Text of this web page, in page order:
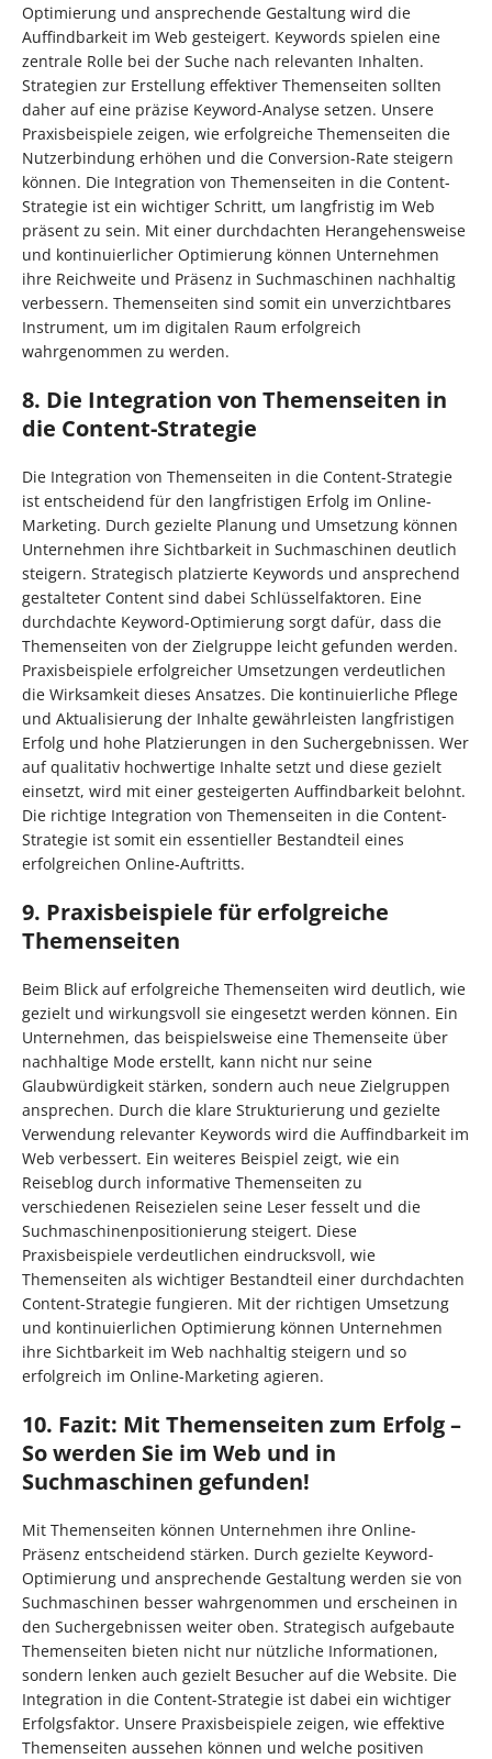
Optimierung und ansprechende Gestaltung wird die
Auffindbarkeit im Web gesteigert. Keywords spielen eine
zentrale Rolle bei der Suche nach relevanten Inhalten.
Strategien zur Erstellung effektiver Themenseiten sollten
daher auf eine präzise Keyword-Analyse setzen. Unsere
Praxisbeispiele zeigen, wie erfolgreiche Themenseiten die
Nutzerbindung erhöhen und die Conversion-Rate steigern
können. Die Integration von Themenseiten in die Content-
Strategie ist ein wichtiger Schritt, um langfristig im Web
präsent zu sein. Mit einer durchdachten Herangehensweise
und kontinuierlicher Optimierung können Unternehmen
ihre Reichweite und Präsenz in Suchmaschinen nachhaltig
verbessern. Themenseiten sind somit ein unverzichtbares
Instrument, um im digitalen Raum erfolgreich
wahrgenommen zu werden.
8. Die Integration von Themenseiten in
die Content-Strategie
Die Integration von Themenseiten in die Content-Strategie
ist entscheidend für den langfristigen Erfolg im Online-
Marketing. Durch gezielte Planung und Umsetzung können
Unternehmen ihre Sichtbarkeit in Suchmaschinen deutlich
steigern. Strategisch platzierte Keywords und ansprechend
gestalteter Content sind dabei Schlüsselfaktoren. Eine
durchdachte Keyword-Optimierung sorgt dafür, dass die
Themenseiten von der Zielgruppe leicht gefunden werden.
Praxisbeispiele erfolgreicher Umsetzungen verdeutlichen
die Wirksamkeit dieses Ansatzes. Die kontinuierliche Pflege
und Aktualisierung der Inhalte gewährleisten langfristigen
Erfolg und hohe Platzierungen in den Suchergebnissen. Wer
auf qualitativ hochwertige Inhalte setzt und diese gezielt
einsetzt, wird mit einer gesteigerten Auffindbarkeit belohnt.
Die richtige Integration von Themenseiten in die Content-
Strategie ist somit ein essentieller Bestandteil eines
erfolgreichen Online-Auftritts.
9. Praxisbeispiele für erfolgreiche
Themenseiten
Beim Blick auf erfolgreiche Themenseiten wird deutlich, wie
gezielt und wirkungsvoll sie eingesetzt werden können. Ein
Unternehmen, das beispielsweise eine Themenseite über
nachhaltige Mode erstellt, kann nicht nur seine
Glaubwürdigkeit stärken, sondern auch neue Zielgruppen
ansprechen. Durch die klare Strukturierung und gezielte
Verwendung relevanter Keywords wird die Auffindbarkeit im
Web verbessert. Ein weiteres Beispiel zeigt, wie ein
Reiseblog durch informative Themenseiten zu
verschiedenen Reisezielen seine Leser fesselt und die
Suchmaschinenpositionierung steigert. Diese
Praxisbeispiele verdeutlichen eindrucksvoll, wie
Themenseiten als wichtiger Bestandteil einer durchdachten
Content-Strategie fungieren. Mit der richtigen Umsetzung
und kontinuierlichen Optimierung können Unternehmen
ihre Sichtbarkeit im Web nachhaltig steigern und so
erfolgreich im Online-Marketing agieren.
10. Fazit: Mit Themenseiten zum Erfolg –
So werden Sie im Web und in
Suchmaschinen gefunden!
Mit Themenseiten können Unternehmen ihre Online-
Präsenz entscheidend stärken. Durch gezielte Keyword-
Optimierung und ansprechende Gestaltung werden sie von
Suchmaschinen besser wahrgenommen und erscheinen in
den Suchergebnissen weiter oben. Strategisch aufgebaute
Themenseiten bieten nicht nur nützliche Informationen,
sondern lenken auch gezielt Besucher auf die Website. Die
Integration in die Content-Strategie ist dabei ein wichtiger
Erfolgsfaktor. Unsere Praxisbeispiele zeigen, wie effektive
Themenseiten aussehen können und welche positiven